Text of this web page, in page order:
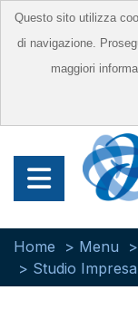
Home Menu
Studio
Questo sito utilizza
di navigazione.
maggiori